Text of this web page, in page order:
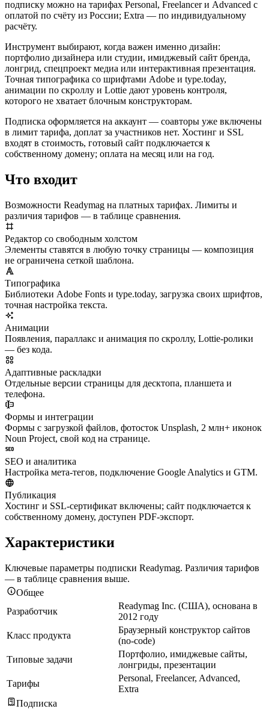
подписку можно на тарифах Personal, Freelancer и Advanced с
оплатой по счёту из России; Extra — по индивидуальному
расчёту.
Инструмент выбирают, когда важен именно дизайн:
портфолио дизайнера или студии, имиджевый сайт бренда,
лонгрид, спецпроект медиа или интерактивная презентация.
Точная типографика со шрифтами Adobe и type.today,
анимации по скроллу и Lottie дают уровень контроля,
которого не хватает блочным конструкторам.
Подписка оформляется на аккаунт — соавторы уже включены
в лимит тарифа, доплат за участников нет. Хостинг и SSL
входят в стоимость, готовый сайт подключается к
собственному домену; оплата на месяц или на год.
Что входит
Возможности Readymag на платных тарифах. Лимиты и
различия тарифов — в таблице сравнения.
Редактор со свободным холстом
Элементы ставятся в любую точку страницы — композиция
не ограничена сеткой шаблона.
Типографика
Библиотеки Adobe Fonts и type.today, загрузка своих шрифтов,
точная настройка текста.
Анимации
Появления, параллакс и анимация по скроллу, Lottie-ролики
— без кода.
Адаптивные раскладки
Отдельные версии страницы для десктопа, планшета и
телефона.
Формы и интеграции
Формы с загрузкой файлов, фотосток Unsplash, 2 млн+ иконок
Noun Project, свой код на странице.
SEO и аналитика
Настройка мета-тегов, подключение Google Analytics и GTM.
Публикация
Хостинг и SSL-сертификат включены; сайт подключается к
собственному домену, доступен PDF-экспорт.
Характеристики
Ключевые параметры подписки Readymag. Различия тарифов
— в таблице сравнения выше.
Общее
Разработчик
Readymag Inc. (США), основана в
2012 году
Класс продукта
Браузерный конструктор сайтов
(no-code)
Типовые задачи
Портфолио, имиджевые сайты,
лонгриды, презентации
Тарифы
Personal, Freelancer, Advanced,
Extra
Подписка